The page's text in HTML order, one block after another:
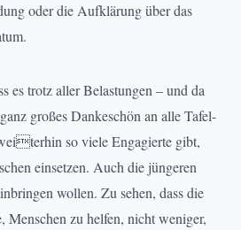
oder die Aufklärung über das
es trotz aller Belastungen – und da
großes Dankeschön an alle Tafel-
so viele Engagierte gibt,
einsetzen. Auch die jüngeren
wollen. Zu sehen, dass die
Menschen zu helfen, nicht weniger,